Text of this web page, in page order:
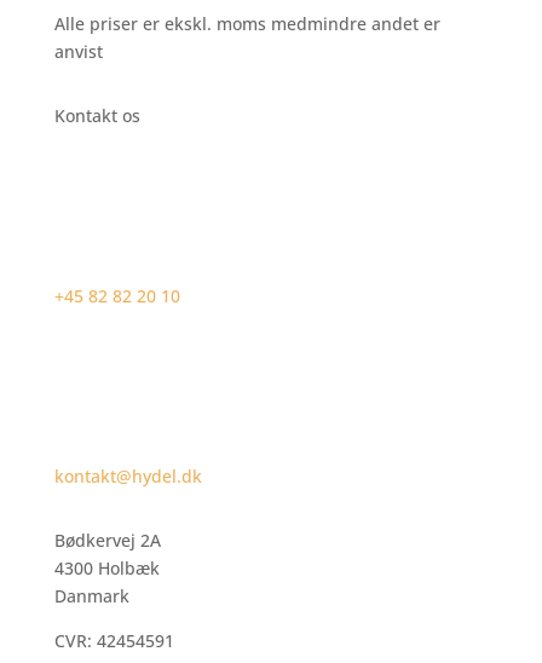
Alle priser er ekskl. moms medmindre andet er
anvist
Kontakt os
+45 82 82 20 10
kontakt@hydel.dk
Bødkervej 2A
4300 Holbæk
Danmark
CVR: 42454591